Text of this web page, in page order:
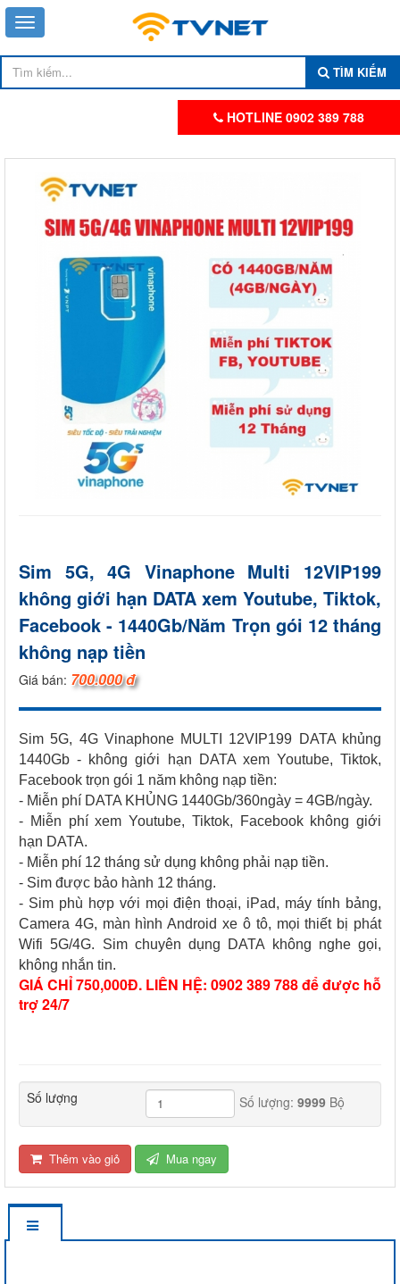
TÌM KIẾM
HOTLINE 0902 389 788
Sim 5G, 4G Vinaphone Multi 12VIP199
không giới hạn DATA xem Youtube, Tiktok,
Facebook - 1440Gb/Năm Trọn gói 12 tháng
không nạp tiền
Giá bán: 700.000 đ
Sim 5G, 4G Vinaphone MULTI 12VIP199 DATA khủng
1440Gb - không giới hạn DATA xem Youtube, Tiktok,
Facebook trọn gói 1 năm không nạp tiền:
- Miễn phí DATA KHỦNG 1440Gb/360ngày = 4GB/ngày.
- Miễn phí xem Youtube, Tiktok, Facebook không giới
hạn DATA.
- Miễn phí 12 tháng sử dụng không phải nạp tiền.
- Sim được bảo hành 12 tháng.
- Sim phù hợp với mọi điện thoại, iPad, máy tính bảng,
Camera 4G, màn hình Android xe ô tô, mọi thiết bị phát
Wifi 5G/4G. Sim chuyên dụng DATA không nghe gọi,
không nhắn tin.
GIÁ CHỈ 750,000Đ. LIÊN HỆ: 0902 389 788 để được hỗ
trợ 24/7
Số lượng Số lượng: 9999Bộ
Thêm vào giỏ Mua ngay